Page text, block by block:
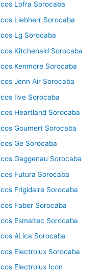
Lofra Sorocaba
Liebherr Sorocaba
Lg Sorocaba
Kitchenaid Sorocaba
Kenmore Sorocaba
Jenn Air Sorocaba
Ilve Sorocaba
Heartland Sorocaba
Goumert Sorocaba
Ge Sorocaba
Gaggenau Sorocaba
Futura Sorocaba
Frigidaire Sorocaba
Faber Sorocaba
Esmaltec Sorocaba
éLica Sorocaba
Electrolux Sorocaba
Electrolux Icon